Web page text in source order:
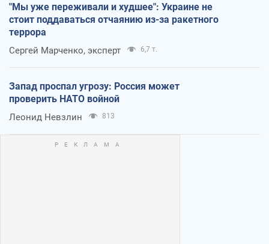
"Мы уже переживали и худшее": Украине не
стоит поддаваться отчаянию из-за ракетного
террора
Сергей Марченко, эксперт 6,7 т.
Запад проспал угрозу: Россия может
проверить НАТО войной
Леонид Невзлин 813